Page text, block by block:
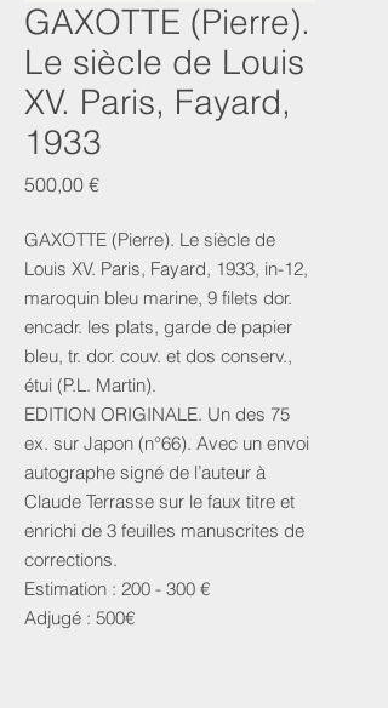
GAXOTTE (Pierre).
Le siècle de Louis
XV. Paris, Fayard,
1933
500,00 €Prix
GAXOTTE (Pierre). Le siècle de
Louis XV. Paris, Fayard, 1933, in-12,
maroquin bleu marine, 9 filets dor.
encadr. les plats, garde de papier
bleu, tr. dor. couv. et dos conserv.,
étui (P.L. Martin).
EDITION ORIGINALE. Un des 75
ex. sur Japon (n°66). Avec un envoi
autographe signé de l’auteur à
Claude Terrasse sur le faux titre et
enrichi de 3 feuilles manuscrites de
corrections.
Estimation : 200 - 300 €
Adjugé : 500€